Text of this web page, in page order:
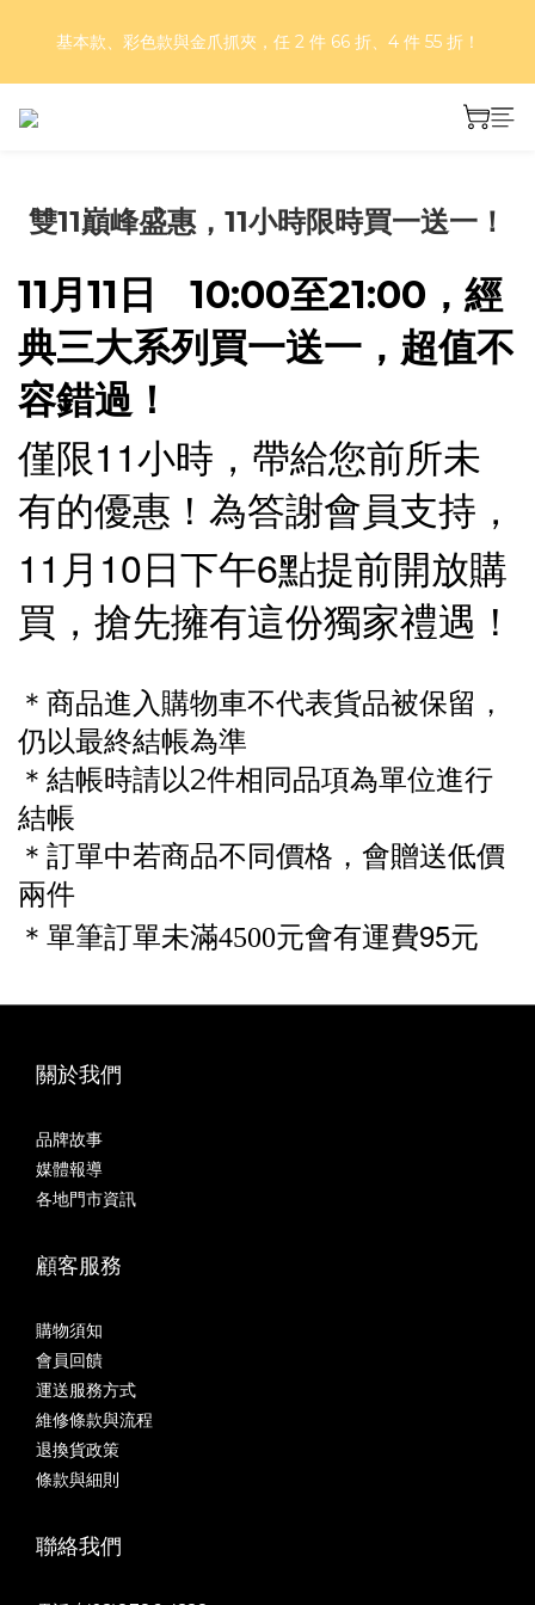
折，滿五件享7折！
基本款、彩色款與金爪抓夾，任 2 件 66 折、4 件 55 折！
好評再延長！夏日年中慶 part II｜正價商品 8 折，滿三件享75
雙11巔峰盛惠，11小時限時買一送一！
11月11日
10:00至21:00，經
典三大系列買一送一，超值不
容錯過！
僅限11小時，帶給您前所未
有的優惠！為答謝會員支持，
11 月 10日下午6點提前開放購
買，搶先擁有這份獨家禮遇！
＊商品進入購物車不代表貨品被保留，
仍以最終結帳為準
＊結帳時請以2件相同品項為單位進行
結帳
＊訂單中若商品不同價格，會贈送低價
兩件
＊單筆訂單未滿4500元會有運費95元
關於我們
品牌故事
媒體報導
各地門市資訊
顧客服務
購物須知
會員回饋
運送服務方式
維修條款與流程
退換貨政策
條款與細則
聯絡我們